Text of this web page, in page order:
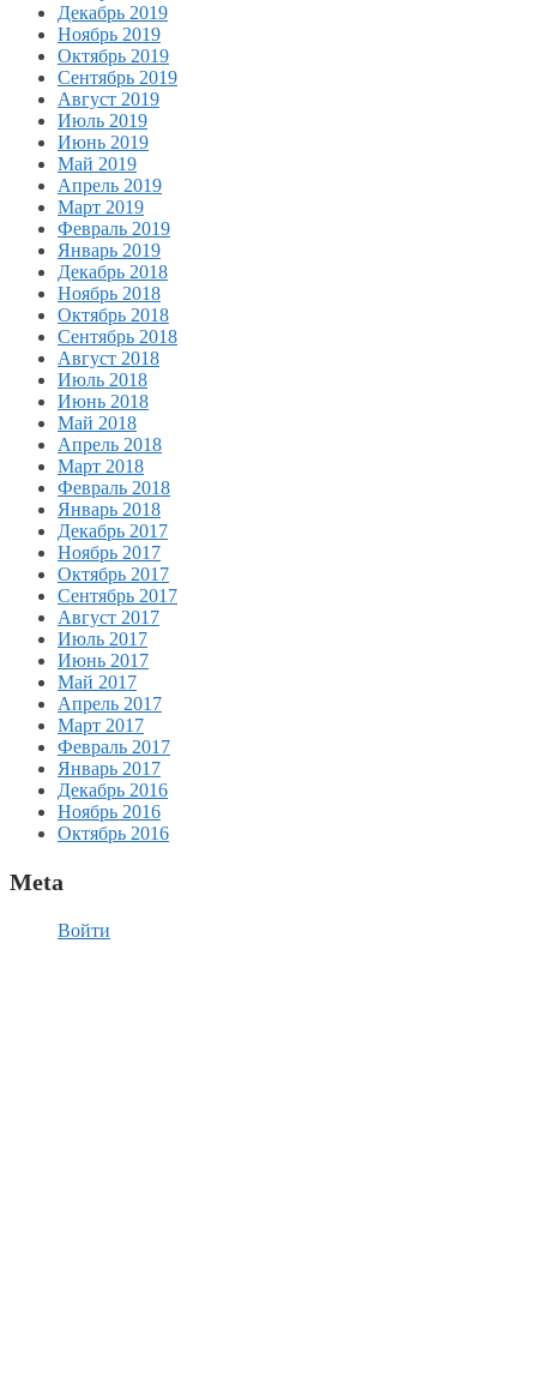
Декабрь 2019
Ноябрь 2019
Октябрь 2019
Сентябрь 2019
Август 2019
Июль 2019
Июнь 2019
Май 2019
Апрель 2019
Март 2019
Февраль 2019
Январь 2019
Декабрь 2018
Ноябрь 2018
Октябрь 2018
Сентябрь 2018
Август 2018
Июль 2018
Июнь 2018
Май 2018
Апрель 2018
Март 2018
Февраль 2018
Январь 2018
Декабрь 2017
Ноябрь 2017
Октябрь 2017
Сентябрь 2017
Август 2017
Июль 2017
Июнь 2017
Май 2017
Апрель 2017
Март 2017
Февраль 2017
Январь 2017
Декабрь 2016
Ноябрь 2016
Октябрь 2016
Meta
Войти